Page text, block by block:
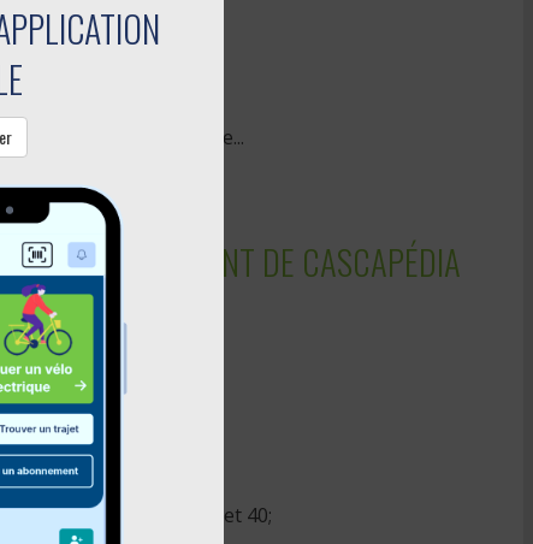
et adapté, ainsi que le...
DU PONT DE CASCAPÉDIA
transfert avec le trajet 40;